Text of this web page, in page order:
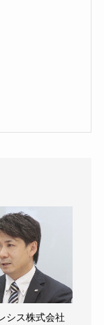
シス株式会社